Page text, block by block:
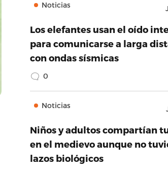
Noticias
Los elefantes usan el oído
para comunicarse a larga
con ondas sísmicas
0
Noticias
Niños y adultos compartían
en el medievo aunque no
lazos biológicos